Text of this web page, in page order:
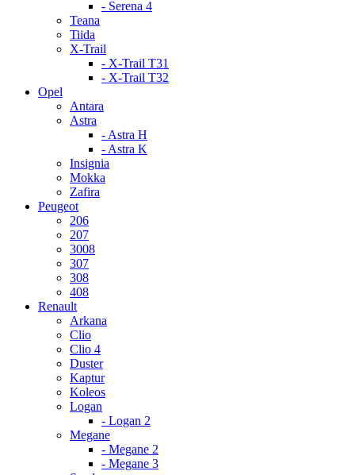
- Serena 4
Teana
Tiida
X-Trail
- X-Trail T31
- X-Trail T32
Opel
Antara
Astra
- Astra H
- Astra K
Insignia
Mokka
Zafira
Peugeot
206
207
3008
307
308
408
Renault
Arkana
Clio
Clio 4
Duster
Kaptur
Koleos
Logan
- Logan 2
Megane
- Megane 2
- Megane 3